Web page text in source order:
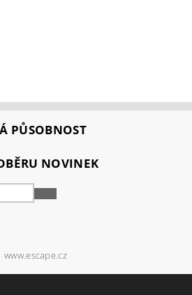
PŮSOBNOST
NOVINEK
PŘIHLÁSIT
www.escape.cz